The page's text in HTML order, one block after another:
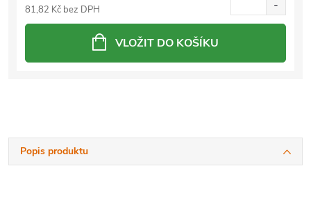
81,82 Kč bez DPH
VLOŽIT DO KOŠÍKU
Popis produktu